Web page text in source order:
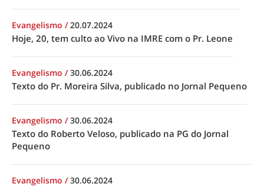
Evangelismo /20.07.2024
Hoje, 20, tem culto ao Vivo na IMRE com o Pr. Leone
Evangelismo /30.06.2024
Texto do Pr. Moreira Silva, publicado no Jornal Pequeno
Evangelismo /30.06.2024
Texto do Roberto Veloso, publicado na PG do Jornal
Pequeno
Evangelismo /30.06.2024